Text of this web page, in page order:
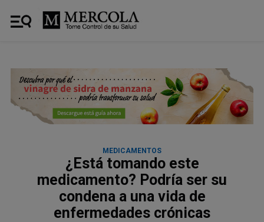
MEDICAMENTOS
¿Está tomando este
medicamento? Podría ser su
condena a una vida de
enfermedades crónicas